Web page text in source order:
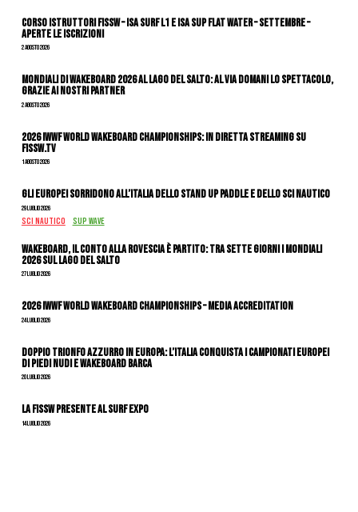
CORSO ISTRUTTORI FISSW – ISA SURF L1 e ISA SUP Flat Water – SETTEMBRE –
APERTE LE ISCRIZIONI
2 Agosto 2026
Mondiali di Wakeboard 2026 al Lago del Salto: al via domani lo spettacolo,
grazie ai nostri Partner
2 Agosto 2026
2026 IWWF WORLD WAKEBOARD CHAMPIONSHIPS: IN DIRETTA STREAMING SU
FISSW.TV
1 Agosto 2026
Gli Europei sorridono all’Italia dello stand up paddle e dello sci nautico
29 Luglio 2026
SCI NAUTICO SUP WAVE
Wakeboard, il conto alla rovescia è partito: tra sette giorni i Mondiali
2026 sul Lago del Salto
27 Luglio 2026
2026 IWWF WORLD WAKEBOARD CHAMPIONSHIPS – MEDIA ACCREDITATION
24 Luglio 2026
DOPPIO TRIONFO AZZURRO IN EUROPA: L’ITALIA CONQUISTA I CAMPIONATI EUROPEI
DI PIEDI NUDI E WAKEBOARD BARCA
20 Luglio 2026
La FISSW presente al Surf Expo
14 Luglio 2026